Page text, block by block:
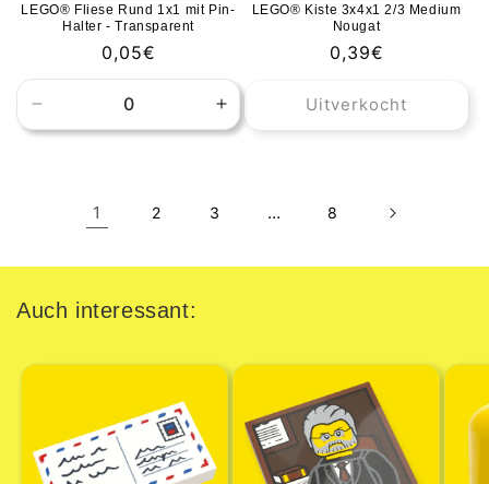
LEGO® Fliese Rund 1x1 mit Pin-
Halter - Transparent
Normale
prijs
0,05€
verlagen
Aantal
verhogen
LEGO® Kiste 3x4x1 2/3 Medium
Nougat
Normale
0,39€
Uitverkocht
1 2 3 … 8
Auch interessant: